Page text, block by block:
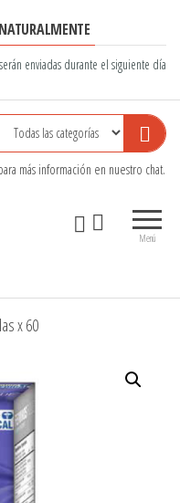
enviadas durante el siguiente día
más información en nuestro chat.
Menú
x 60